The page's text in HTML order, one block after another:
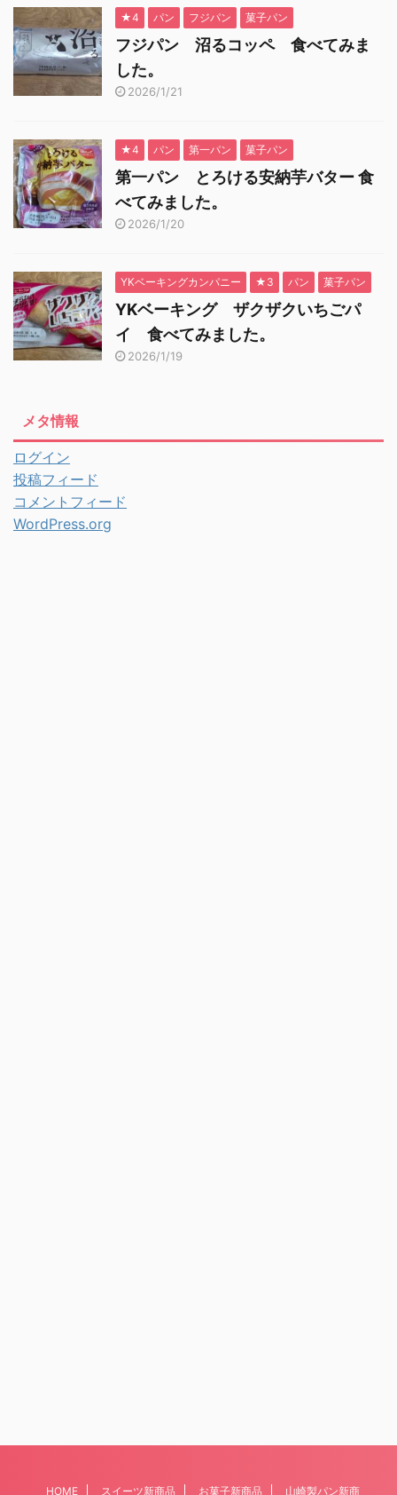
★4 パン フジパン 菓子パン
フジパン 沼るコッペ 食べてみま
した。
2026/1/21
★4 パン 第一パン 菓子パン
第一パン とろける安納芋バター 食
べてみました。
2026/1/20
YKベーキングカンパニー ★3 パン 菓子パン
YKベーキング ザクザクいちごパ
イ 食べてみました。
2026/1/19
メタ情報
ログイン
投稿フィード
コメントフィード
WordPress.org
HOME スイーツ新商品 お菓子新商品 山崎製パン新商